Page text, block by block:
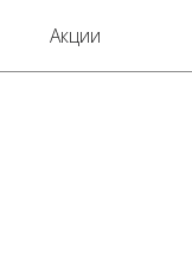
Акции